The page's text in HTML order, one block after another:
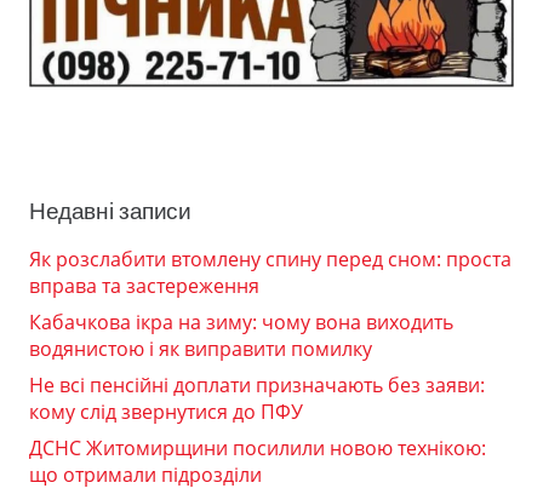
Недавні записи
Як розслабити втомлену спину перед сном: проста
вправа та застереження
Кабачкова ікра на зиму: чому вона виходить
водянистою і як виправити помилку
Не всі пенсійні доплати призначають без заяви:
кому слід звернутися до ПФУ
ДСНС Житомирщини посилили новою технікою:
що отримали підрозділи